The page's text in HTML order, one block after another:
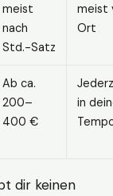
meist
nach
Std.-Satz
meist
Ort
Ab ca.
200–
400 €
in
dir keinen